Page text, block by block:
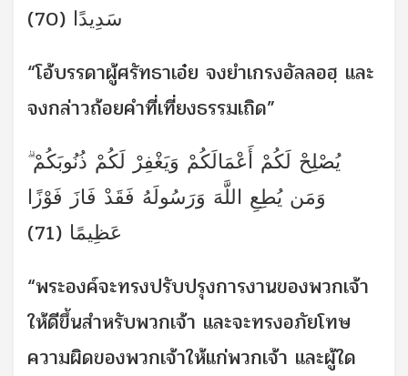
سَدِيدًا (70)
“โอ้บรรดาผู้ศรัทธาเอ๋ย จงยำเกรงอัลลอฮฺ และ
จงกล่าวถ้อยคำที่เที่ยงธรรมเถิด”
يُصْلِحْ لَكُمْ أَعْمَالَكُمْ وَيَغْفِرْ لَكُمْ ذُنُوبَكُمْ ۗ
وَمَن يُطِعِ اللَّهَ وَرَسُولَهُ فَقَدْ فَازَ فَوْزًا
عَظِيمًا (71)
“พระองค์จะทรงปรับปรุงการงานของพวกเจ้า
ให้ดีขึ้นสำหรับพวกเจ้า และจะทรงอภัยโทษ
ความผิดของพวกเจ้าให้แก่พวกเจ้า และผู้ใด